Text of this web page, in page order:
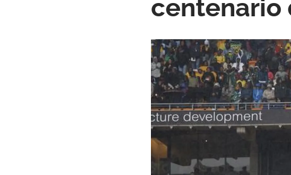
centenario